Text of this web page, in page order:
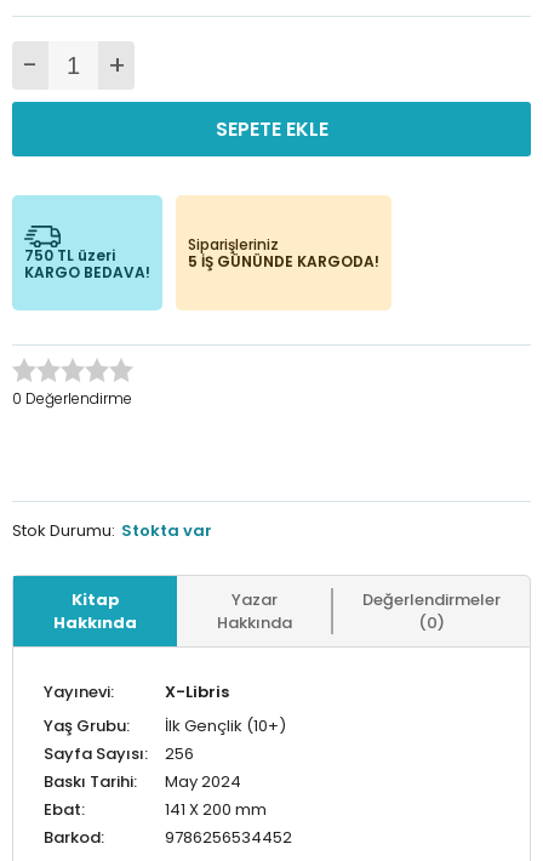
- +
SEPETE EKLE
750 TL üzeri
KARGO BEDAVA!
Siparişleriniz
5 İŞ GÜNÜNDE KARGODA!
0 Değerlendirme
Stok Durumu: Stokta var
Kitap
Hakkında
Yazar
Hakkında
Değerlendirmeler
(0)
Yayınevi:
X-Libris
Yaş Grubu:
İlk Gençlik (10+)
Sayfa Sayısı:
256
Baskı Tarihi:
May 2024
Ebat:
141 X 200 mm
Barkod:
9786256534452